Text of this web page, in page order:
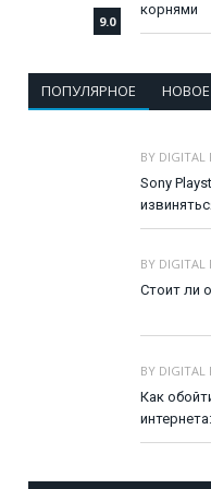
9.0
корнями
ПОПУЛЯРНОЕ НОВОЕ
BY DIGITAL
Sony
BY DIGITAL
Стоит ли
BY DIGITAL
Как